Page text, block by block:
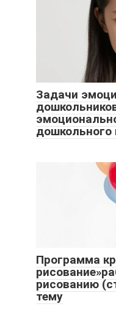
Задачи
дошкольного
Программа
рисованию
тему